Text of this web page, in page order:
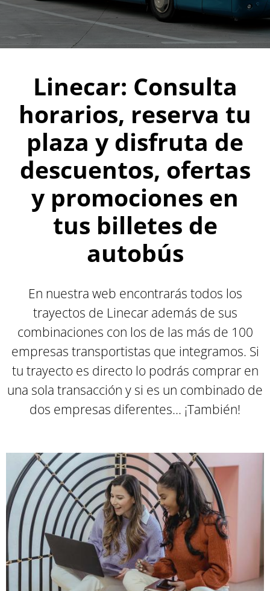
Linecar: Consulta
horarios, reserva tu
plaza y disfruta de
descuentos, ofertas
y promociones en
tus billetes de
autobús
En nuestra web encontrarás todos los
trayectos de Linecar además de sus
combinaciones con los de las más de 100
empresas transportistas que integramos. Si
tu trayecto es directo lo podrás comprar en
una sola transacción y si es un combinado de
dos empresas diferentes... ¡También!